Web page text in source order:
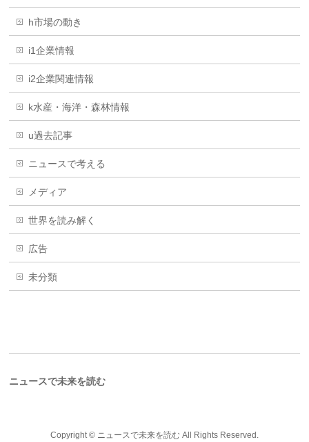
h市場の動き
i1企業情報
i2企業関連情報
k水産・海洋・森林情報
u過去記事
ニュースで考える
メディア
世界を読み解く
広告
未分類
ニュースで未来を読む
Copyright © ニュースで未来を読むAll Rights Reserved.